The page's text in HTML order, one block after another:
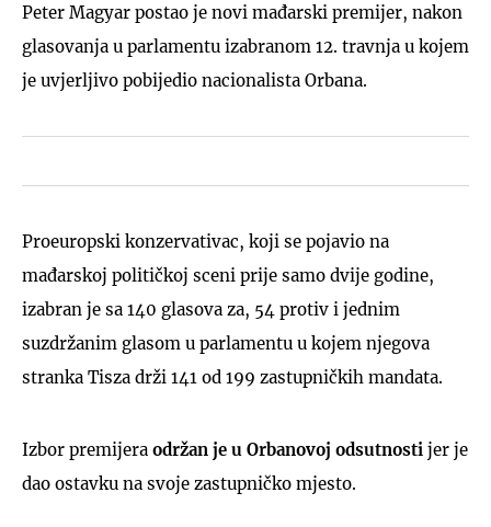
Peter Magyar postao je novi mađarski premijer, nakon
glasovanja u parlamentu izabranom 12. travnja u kojem
je uvjerljivo pobijedio nacionalista Orbana.
Proeuropski konzervativac, koji se pojavio na
mađarskoj političkoj sceni prije samo dvije godine,
izabran je sa 140 glasova za, 54 protiv i jednim
suzdržanim glasom u parlamentu u kojem njegova
stranka Tisza drži 141 od 199 zastupničkih mandata.
Izbor premijera održan je u Orbanovoj odsutnosti jer je
dao ostavku na svoje zastupničko mjesto.